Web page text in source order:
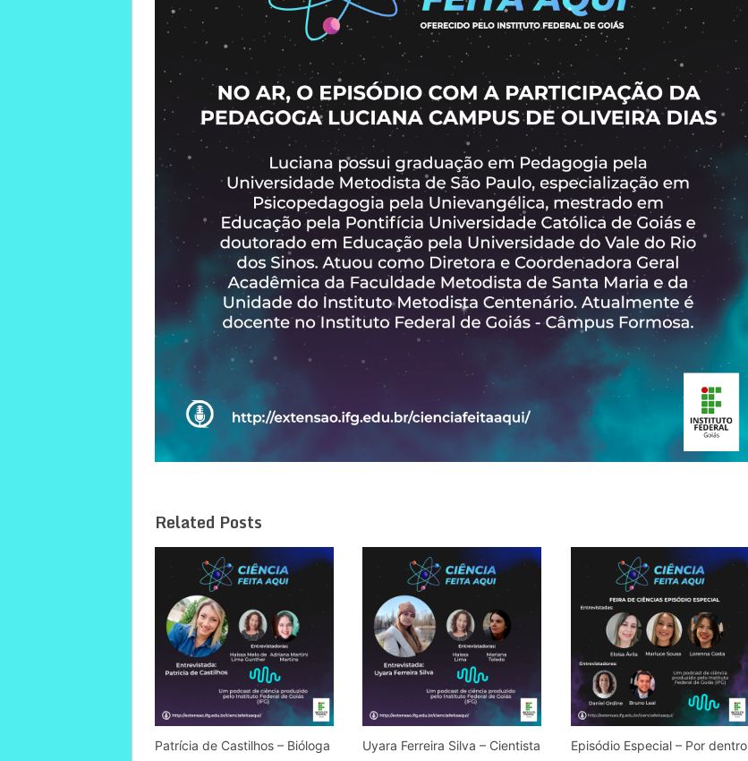
Related Posts
Patrícia de Castilhos – Bióloga
Uyara Ferreira Silva – Cientista
Episódio Especial – Por dentro